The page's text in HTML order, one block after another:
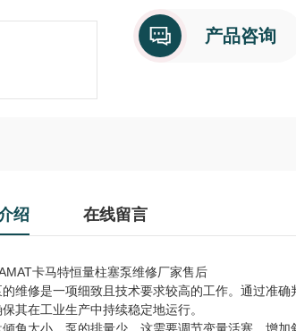
产品咨询
绍 在线留言
卡马特恒量柱塞泵维修厂家售后
维修是一项细致且技术要求较高的工作。通过准
其在工业生产中持续稳定地运行。